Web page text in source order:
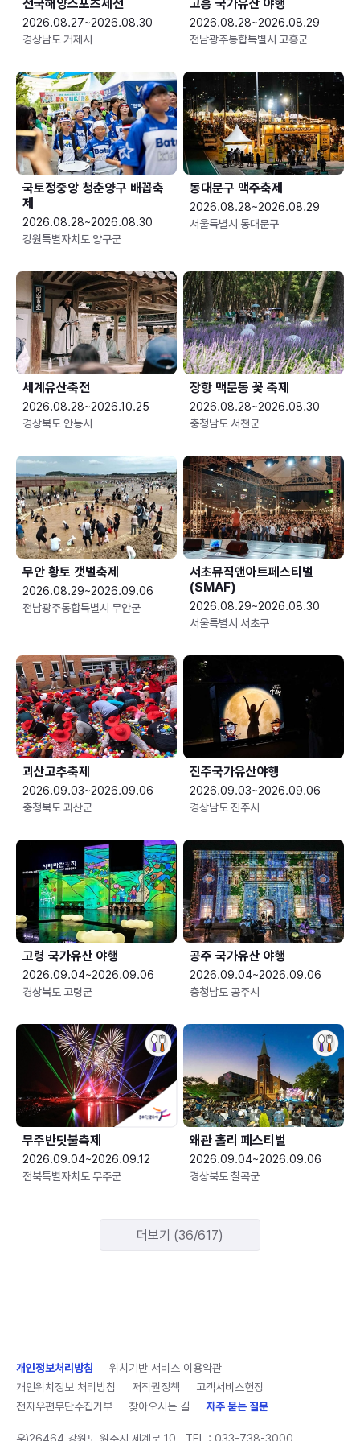
전국해양스포츠제전
2026.08.27~2026.08.30
경상남도 거제시
고흥 국가유산 야행
2026.08.28~2026.08.29
전남광주통합특별시 고흥군
국토정중앙 청춘양구 배꼽축
제
2026.08.28~2026.08.30
강원특별자치도 양구군
동대문구 맥주축제
2026.08.28~2026.08.29
서울특별시 동대문구
세계유산축전
2026.08.28~2026.10.25
경상북도 안동시
장항 맥문동 꽃 축제
2026.08.28~2026.08.30
충청남도 서천군
무안 황토 갯벌축제
2026.08.29~2026.09.06
전남광주통합특별시 무안군
서초뮤직앤아트페스티벌
(SMAF)
2026.08.29~2026.08.30
서울특별시 서초구
괴산고추축제
2026.09.03~2026.09.06
충청북도 괴산군
진주국가유산야행
2026.09.03~2026.09.06
경상남도 진주시
고령 국가유산 야행
2026.09.04~2026.09.06
경상북도 고령군
공주 국가유산 야행
2026.09.04~2026.09.06
충청남도 공주시
무주반딧불축제
2026.09.04~2026.09.12
전북특별자치도 무주군
왜관 홀리 페스티벌
2026.09.04~2026.09.06
경상북도 칠곡군
더보기 (36/617)
개인정보처리방침
위치기반 서비스 이용약관
개인위치정보 처리방침
저작권정책
고객서비스헌장
전자우편무단수집거부
찾아오시는 길 자주 묻는 질문